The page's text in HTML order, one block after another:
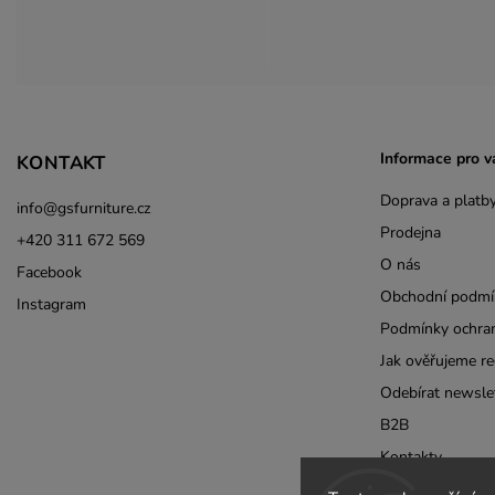
KONTAKT
info@gsfurniture.cz
+420 311 672 569
Facebook
Instagram
Informace pro
Doprava a
Prodejna
O nás
Obchodní
Podmínky
Jak ověřujeme
Odebírat
B2B
Kontakty